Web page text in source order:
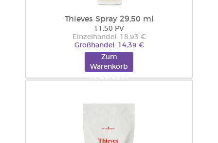
Thieves Spray 29,50 ml
11.50 PV
Einzelhandel: 18,93 €
Großhandel: 14,39 €
Zum
Warenkorb
hinzufügen